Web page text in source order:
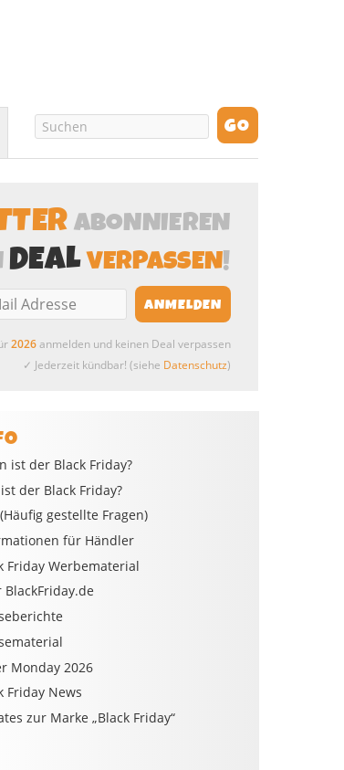
ABONNIEREN
DEALVERPASSEN!
2026anmelden und keinen Deal verpassen
✓ Jederzeit kündbar! (siehe Datenschutz)
ist der Black Friday?
der Black Friday?
gestellte Fragen)
für Händler
Friday Werbematerial
BlackFriday.de
Monday 2026
Friday News
zur Marke „Black Friday“